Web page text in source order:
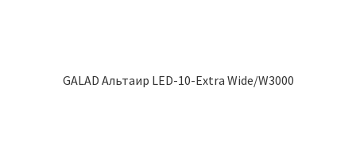
GALAD Альтаир LED-10-Extra Wide/W3000